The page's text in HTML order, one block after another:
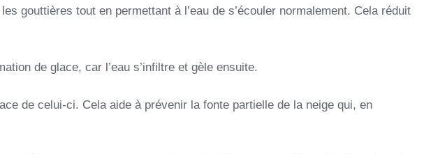
gouttières tout en permettant à l’eau de s’écouler normalement. Cela réduit
de glace, car l’eau s’infiltre et gèle ensuite.
de celui-ci. Cela aide à prévenir la fonte partielle de la neige qui, en